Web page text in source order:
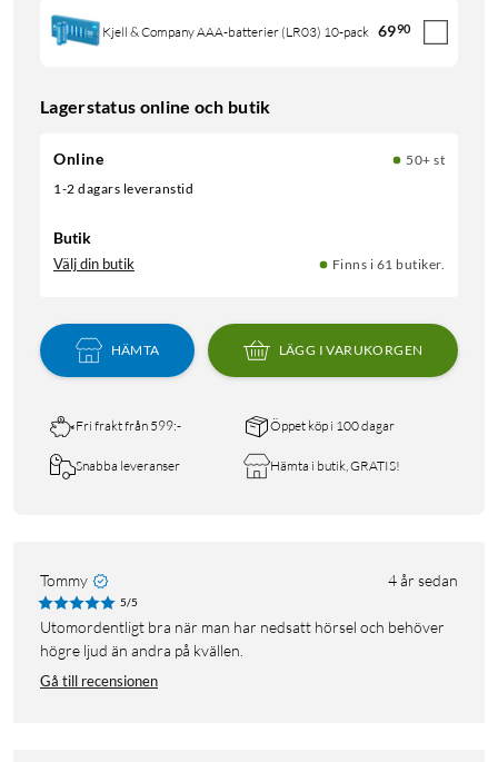
Kjell & Company AAA-batterier (LR03) 10-pack 6990
Lagerstatus online och butik
Online
50+ st
1-2 dagars leveranstid
Butik
Välj din butik Finns i 61 butiker.
HÄMTA LÄGG I VARUKORGEN
Fri frakt från 599:- Öppet köp i 100 dagar
Snabba leveranser Hämta i butik, GRATIS!
Tommy 4 år sedan
5/5
Utomordentligt bra när man har nedsatt hörsel och behöver
högre ljud än andra på kvällen.
Gå till recensionen